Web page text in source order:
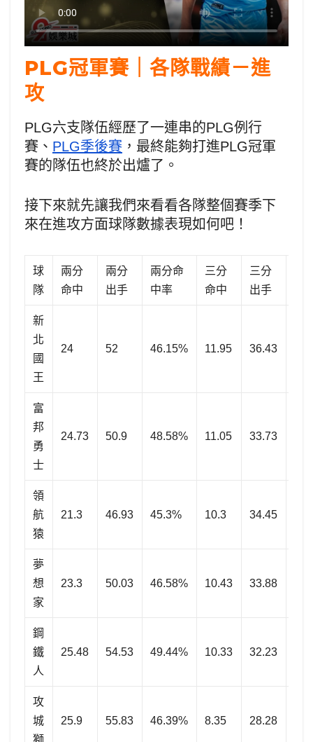
PLG冠軍賽｜各隊戰績－進
攻
PLG六支隊伍經歷了一連串的PLG例行
賽、 PLG季後賽 ，最終能夠打進PLG冠軍
賽的隊伍也終於出爐了。
接下來就先讓我們來看看各隊整個賽季下
來在進攻方面球隊數據表現如何吧！
球
隊
兩分
命中
兩分
出手
兩分命
中率
三分
命中
三分
出手
新
北
國
王
24 52 46.15% 11.95 36.43
富
邦
勇
士
24.73 50.9 48.58% 11.05 33.73
領
航
猿
21.3 46.93 45.3% 10.3 34.45
夢
想
家
23.3 50.03 46.58% 10.43 33.88
鋼
鐵
人
25.48 54.53 49.44% 10.33 32.23
攻
城
獅
25.9 55.83 46.39% 8.35 28.28